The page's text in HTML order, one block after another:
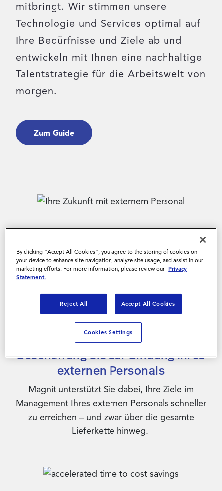
Login
Kontakt
mitbringt. Wir stimmen unsere
Technologie und Services optimal auf
Ihre Bedürfnisse und Ziele ab und
entwickeln mit Ihnen eine nachhaltige
Talentstrategie für die Arbeitswelt von
morgen.
Zum Guide
Bessere Ergebnisse: von der
Beschaffung bis zur Bindung Ihres
externen Personals
Magnit unterstützt Sie dabei, Ihre Ziele im
Management Ihres externen Personals schneller
zu erreichen – und zwar über die gesamte
Lieferkette hinweg.
By clicking “Accept All Cookies”, you agree to the storing of cookies on
your device to enhance site navigation, analyze site usage, and assist in our
marketing efforts. For more information, please review our Privacy
Statement.
Reject All Accept All Cookies
Cookies Settings